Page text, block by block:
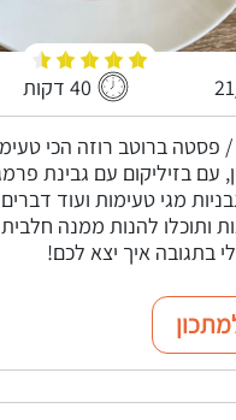
40 דקות
פסטה ברוטב רוזה הכי
עם בזיליקום עם גבינת
מגי טעימות ועוד
ותוכלו להנות ממנה
בתגובה איך יצא לכם!